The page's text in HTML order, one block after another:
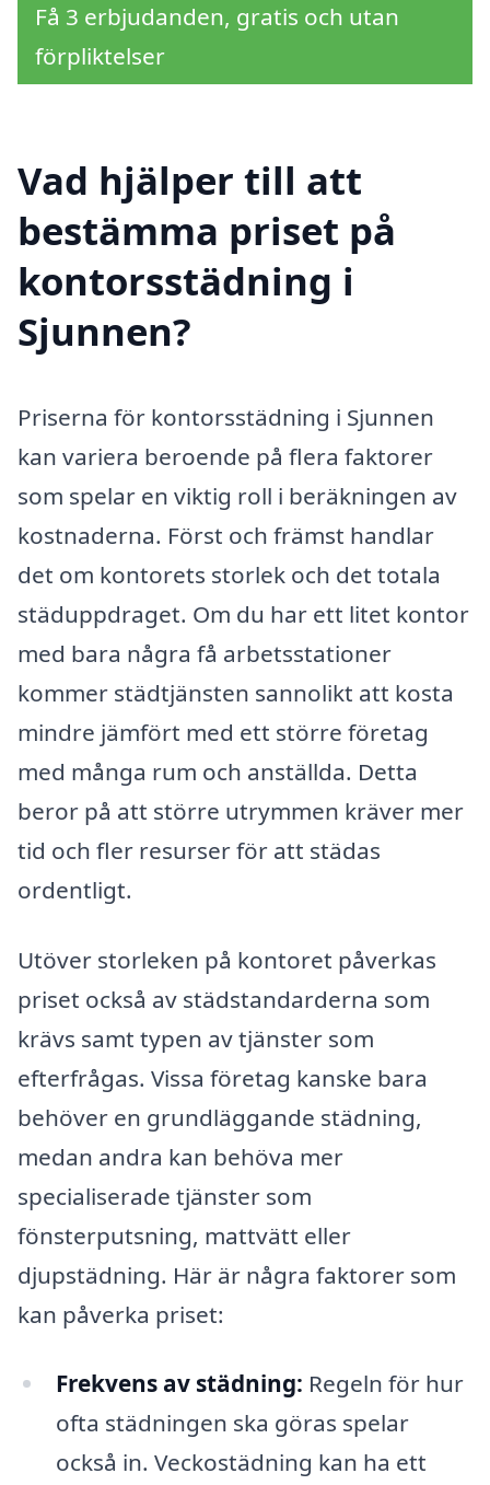
Få 3 erbjudanden, gratis och utan
förpliktelser
Vad hjälper till att
bestämma priset på
kontorsstädning i
Sjunnen?
Priserna för kontorsstädning i Sjunnen
kan variera beroende på flera faktorer
som spelar en viktig roll i beräkningen av
kostnaderna. Först och främst handlar
det om kontorets storlek och det totala
städuppdraget. Om du har ett litet kontor
med bara några få arbetsstationer
kommer städtjänsten sannolikt att kosta
mindre jämfört med ett större företag
med många rum och anställda. Detta
beror på att större utrymmen kräver mer
tid och fler resurser för att städas
ordentligt.
Utöver storleken på kontoret påverkas
priset också av städstandarderna som
krävs samt typen av tjänster som
efterfrågas. Vissa företag kanske bara
behöver en grundläggande städning,
medan andra kan behöva mer
specialiserade tjänster som
fönsterputsning, mattvätt eller
djupstädning. Här är några faktorer som
kan påverka priset:
Frekvens av städning: Regeln för hur
ofta städningen ska göras spelar
också in. Veckostädning kan ha ett